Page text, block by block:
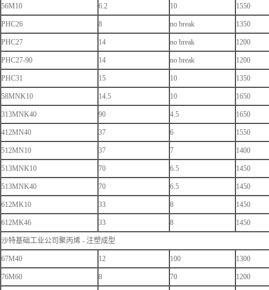
56M10 6.2 10 1550
PHC26 8 no break 1350
PHC27 14 no break 1200
PHC27-90 14 no break 1200
PHC31 15 10 1350
58MNK10 14.5 10 1650
313MNK40 90 4.5 1650
412MN40 37 6 1550
512MN10 37 7 1400
513MNK10 70 6.5 1450
513MNK40 70 6.5 1450
612MK10 33 8 1450
612MK46 33 8 1450
沙特基础工业公司聚丙烯 - 注塑成型
67M40 12 100 1300
76M60 8 70 1200